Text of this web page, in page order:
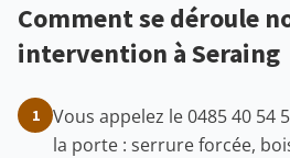
Comment se déroule
intervention à Seraing
1
Vous appelez le 0485 40 54
la porte : serrure forcée,